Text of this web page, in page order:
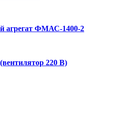
агрегат ФМАС-1400-2
220 В)